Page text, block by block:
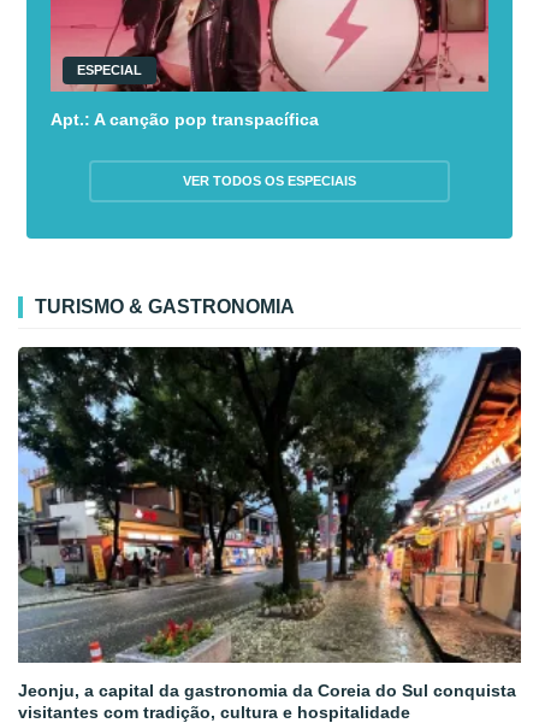
ESPECIAL
Apt.: A canção pop transpacífica
VER TODOS OS ESPECIAIS
TURISMO & GASTRONOMIA
Jeonju, a capital da gastronomia da Coreia do Sul conquista
visitantes com tradição, cultura e hospitalidade